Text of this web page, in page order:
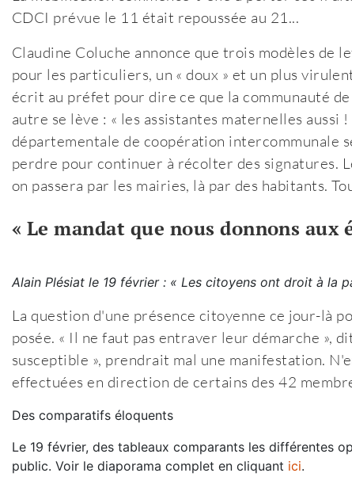
CDCI prévue le 11 était repoussée au 21...
Claudine Coluche annonce que trois modèles de
pour les particuliers, un « doux » et un plus
écrit au préfet pour dire ce que la communauté
autre se lève : « les assistantes maternelles aussi
départementale de coopération intercommunale
perdre pour continuer à récolter des signatures.
on passera par les mairies, là par des habitants.
« Le mandat que nous donnons aux
Alain Plésiat le 19 février : « Les citoyens ont droit à la
La question d'une présence citoyenne ce jour-là
posée. « Il ne faut pas entraver leur démarche »,
susceptible », prendrait mal une manifestation.
effectuées en direction de certains des 42
Des comparatifs éloquents
Le 19 février, des tableaux comparants les différentes
public. Voir le diaporama complet en cliquant ici.